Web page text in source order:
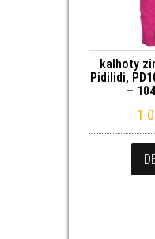
kalhoty
Pidilidi,
–
1